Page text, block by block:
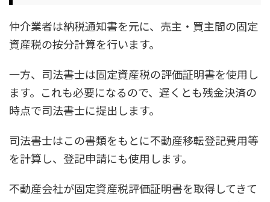
仲介業者は納税通知書を元に、売主・買主間の固定
資産税の按分計算を行います。
一方、司法書士は固定資産税の評価証明書を使用し
ます。これも必要になるので、遅くとも残金決済の
時点で司法書士に提出します。
司法書士はこの書類をもとに不動産移転登記費用等
を計算し、登記申請にも使用します。
不動産会社が固定資産税評価証明書を取得してきて